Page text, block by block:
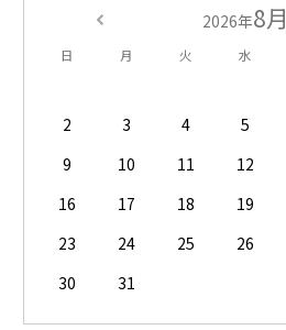
2026年8月
日 月 火 水
2
3 4 5
9
10 11 12
16
17 18 19
23
24 25 26
30
31